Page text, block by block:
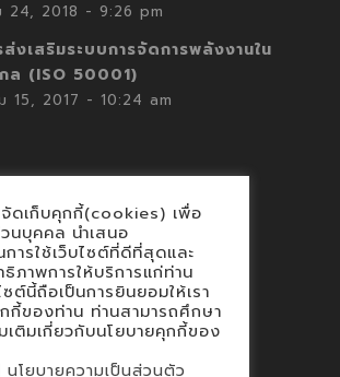
24, 2018 - 9:26 pm
ส่งเสริมระบบการจัดการพลังงานใน
ล (ISO 50001)
15, 2017 - 10:24 am
ส่วนบุคคล
จัดเก็บคุกกี้(cookies) เพื่อ
นบุคคล นำเสนอ
ารใช้เว็บไซต์ที่ดีที่สุดและ
ภาพการให้บริการแก่ท่าน
ซต์นี้ถือเป็นการยินยอมให้เรา
กี้ของท่าน ท่านสามารถศึกษา
เติมเกี่ยวกับนโยบายคุกกี้ของ
นโยบายความเป็นส่วนตัว